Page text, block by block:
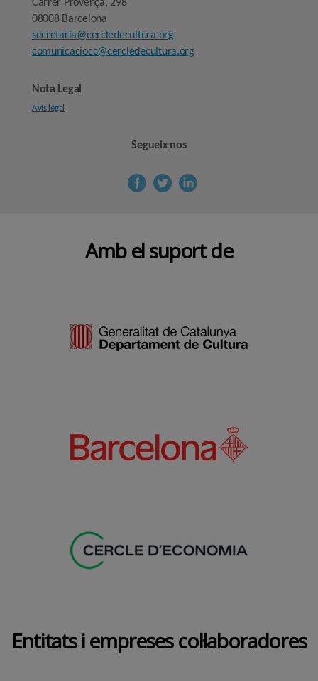
Carrer Provença, 298
08008 Barcelona
secretaria@cercledecultura.org
comunicaciocc@cercledecultura.org
Nota Legal
Avís legal
Segueix-nos
Amb el suport de
Entitats i empreses col·laboradores